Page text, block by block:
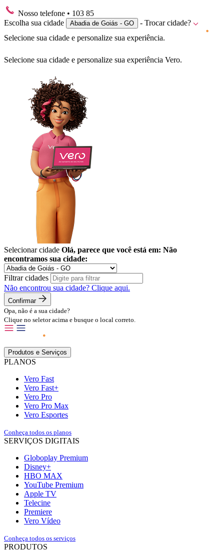
Nosso telefone • 103 85
Escolha sua cidade
Abadia de Goiás - GO
- Trocar cidade?
Selecione sua cidade e personalize sua experiência.
Selecione sua cidade e personalize sua experiência Vero.
Selecionar cidade Olá, parece que você está em: Não
encontramos sua cidade:
Filtrar cidades
Não encontrou sua cidade? Clique aqui.
Confirmar
Opa, não é a sua cidade?
Clique no seletor acima e busque o local correto.
Produtos e Serviços
PLANOS
Vero Fast
Vero Fast+
Vero Pro
Vero Pro Max
Vero Esportes
Conheça todos os planos
SERVIÇOS DIGITAIS
Globoplay Premium
Disney+
HBO MAX
YouTube Premium
Apple TV
Telecine
Premiere
Vero Vídeo
Conheça todos os serviços
PRODUTOS